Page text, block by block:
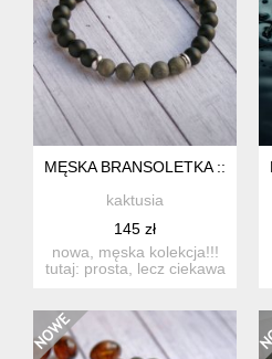
MĘSKA BRANSOLETKA ::
kaktusia
145 zł
nowa, męska kolekcja!!!
tutaj: prosta, lecz ciekawa